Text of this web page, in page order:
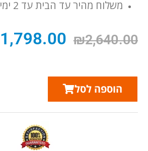
משלוח מהיר עד הבית עד 2 ימי עסקים!
₪2,640.00
1,798.00
הוספה לסל